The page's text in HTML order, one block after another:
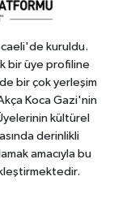
kuruldu.
bir üye profiline
bir çok yerleşim
Koca Gazi'nin
kültürel
derinlikli
amacıyla bu